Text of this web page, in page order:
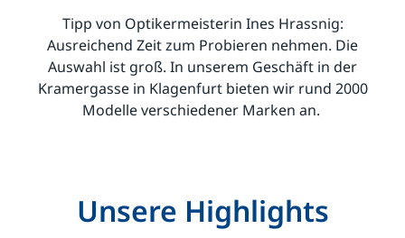
Tipp von Optikermeisterin Ines Hrassnig:
Ausreichend Zeit zum Probieren nehmen. Die
Auswahl ist groß. In unserem Geschäft in der
Kramergasse in Klagenfurt bieten wir rund 2000
Modelle verschiedener Marken an.
Unsere Highlights